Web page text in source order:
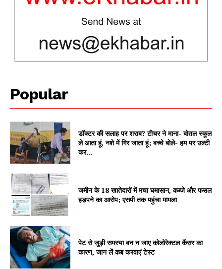
Company
Contact us
Subscription Plans
My account
Popular
डॉक्टर की सलाह पर शराब? टीचर ने माना- बोतल स्कूल
ले आता हूं, नशे में गिर जाता हूं; बच्चे बोले- हम पर उल्टी
कर...
जमीन के 18 खातेदारों में मचा घमासान, कब्जे और फसल
हड़पने का आरोप; एसपी तक पहुंचा मामला
पेट से जुड़ी समस्या बन न जाए कोलोरेक्टल कैंसर का
कारण, जान लें कब करवाएं टेस्ट